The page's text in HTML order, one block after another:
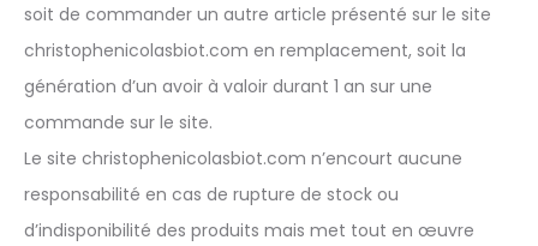
soit de commander un autre article présenté sur le site
christophenicolasbiot.com en remplacement, soit la
génération d’un avoir à valoir durant 1 an sur une
commande sur le site.
Le site christophenicolasbiot.com n’encourt aucune
responsabilité en cas de rupture de stock ou
d’indisponibilité des produits mais met tout en œuvre